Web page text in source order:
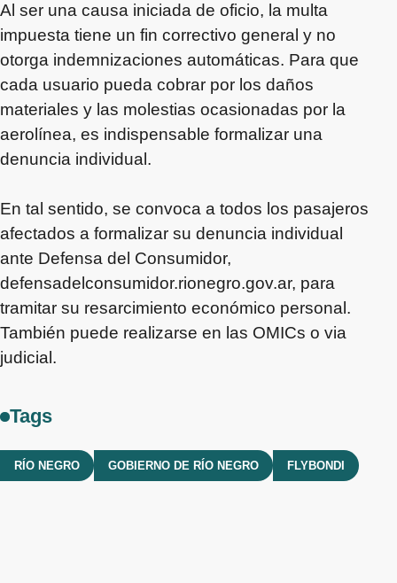
Al ser una causa iniciada de oficio, la multa
impuesta tiene un fin correctivo general y no
otorga indemnizaciones automáticas. Para que
cada usuario pueda cobrar por los daños
materiales y las molestias ocasionadas por la
aerolínea, es indispensable formalizar una
denuncia individual.
En tal sentido, se convoca a todos los pasajeros
afectados a formalizar su denuncia individual
ante Defensa del Consumidor,
defensadelconsumidor.rionegro.gov.ar, para
tramitar su resarcimiento económico personal.
También puede realizarse en las OMICs o via
judicial.
Tags
RÍO NEGRO GOBIERNO DE RÍO NEGRO FLYBONDI